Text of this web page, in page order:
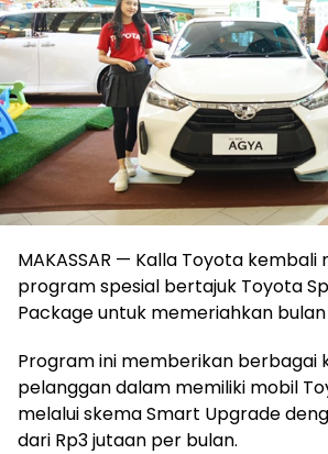
MAKASSAR — Kalla Toyota
program spesial bertajuk Toyota
Package untuk memeriahkan bulan
Program ini memberikan berbagai
pelanggan dalam memiliki mobil
melalui skema Smart Upgrade
dari Rp3 jutaan per bulan.